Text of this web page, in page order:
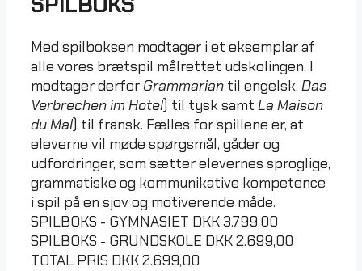
Med spilboksen modtager i et eksemplar af
alle vores brætspil målrettet udskolingen. I
modtager derfor Grammarian til engelsk, Das
Verbrechen im Hotel) til tysk samt La Maison
du Mal) til fransk. Fælles for spillene er, at
eleverne vil møde spørgsmål, gåder og
udfordringer, som sætter elevernes sproglige,
grammatiske og kommunikative kompetence
i spil på en sjov og motiverende måde.
SPILBOKS - GYMNASIET DKK3.799,00
SPILBOKS - GRUNDSKOLE DKK2.699,00
TOTAL PRIS DKK2.699,00